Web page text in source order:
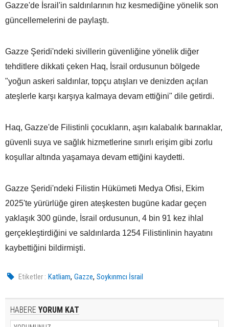
Gazze'de İsrail'in saldırılarının hız kesmediğine yönelik son
güncellemelerini de paylaştı.
Gazze Şeridi'ndeki sivillerin güvenliğine yönelik diğer
tehditlere dikkati çeken Haq, İsrail ordusunun bölgede
"yoğun askeri saldırılar, topçu atışları ve denizden açılan
ateşlerle karşı karşıya kalmaya devam ettiğini" dile getirdi.
Haq, Gazze'de Filistinli çocukların, aşırı kalabalık barınaklar,
güvenli suya ve sağlık hizmetlerine sınırlı erişim gibi zorlu
koşullar altında yaşamaya devam ettiğini kaydetti.
Gazze Şeridi'ndeki Filistin Hükümeti Medya Ofisi, Ekim
2025'te yürürlüğe giren ateşkesten bugüne kadar geçen
yaklaşık 300 günde, İsrail ordusunun, 4 bin 91 kez ihlal
gerçekleştirdiğini ve saldırılarda 1254 Filistinlinin hayatını
kaybettiğini bildirmişti.
Etiketler : Katliam,Gazze,Soykırımcı İsrail
HABERE YORUM KAT